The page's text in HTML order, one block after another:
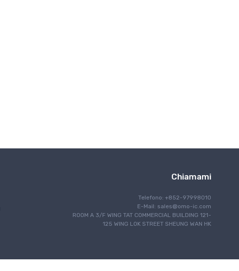
Chiamami
Telefono: +852-97998010
E-Mail: sales@omo-ic.com
ROOM A 3/F WING TAT COMMERCIAL BUILDING 121-
125 WING LOK STREET SHEUNG WAN HK